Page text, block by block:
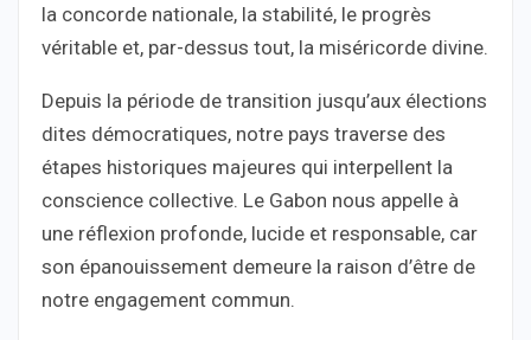
la concorde nationale, la stabilité, le progrès
véritable et, par-dessus tout, la miséricorde divine.
Depuis la période de transition jusqu’aux élections
dites démocratiques, notre pays traverse des
étapes historiques majeures qui interpellent la
conscience collective. Le Gabon nous appelle à
une réflexion profonde, lucide et responsable, car
son épanouissement demeure la raison d’être de
notre engagement commun.